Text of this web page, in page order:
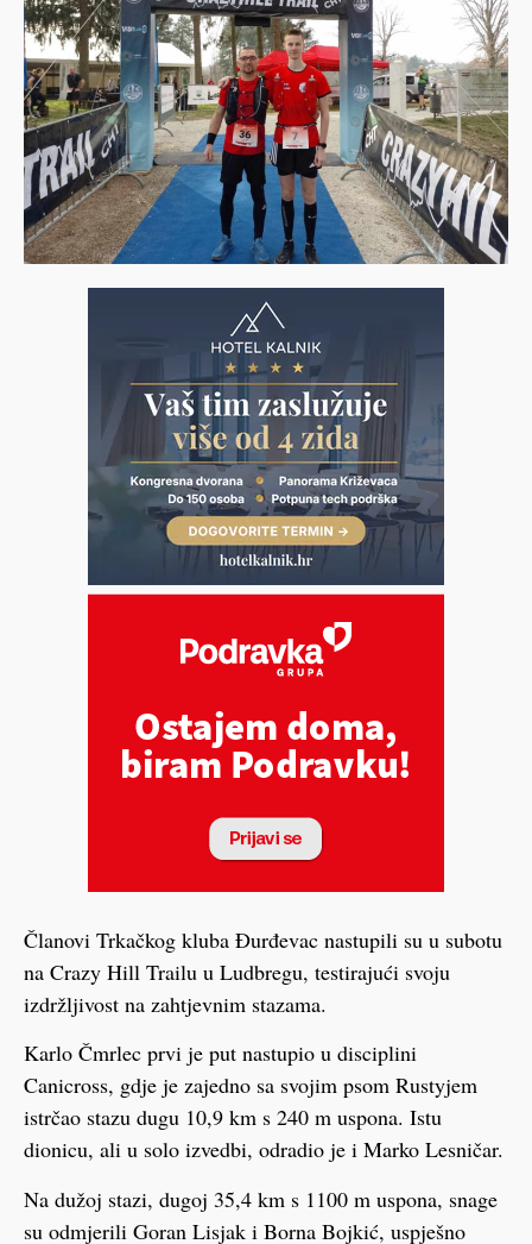
Članovi Trkačkog kluba Đurđevac nastupili su u subotu
na Crazy Hill Trailu u Ludbregu, testirajući svoju
izdržljivost na zahtjevnim stazama.
Karlo Čmrlec prvi je put nastupio u disciplini
Canicross, gdje je zajedno sa svojim psom Rustyjem
istrčao stazu dugu 10,9 km s 240 m uspona. Istu
dionicu, ali u solo izvedbi, odradio je i Marko Lesničar.
Na dužoj stazi, dugoj 35,4 km s 1100 m uspona, snage
su odmjerili Goran Lisjak i Borna Bojkić, uspješno